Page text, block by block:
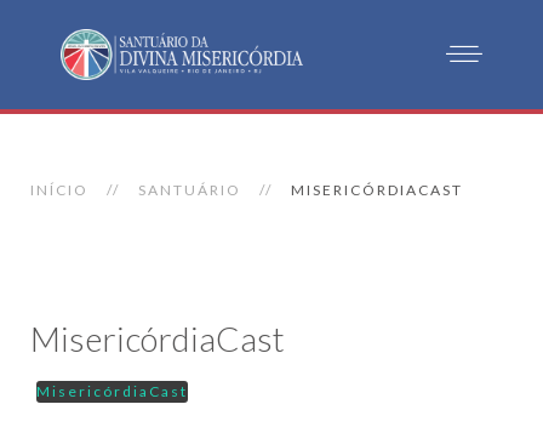
INÍCIO SANTUÁRIO MISERICÓRDIACAST
MisericórdiaCast
MisericórdiaCast